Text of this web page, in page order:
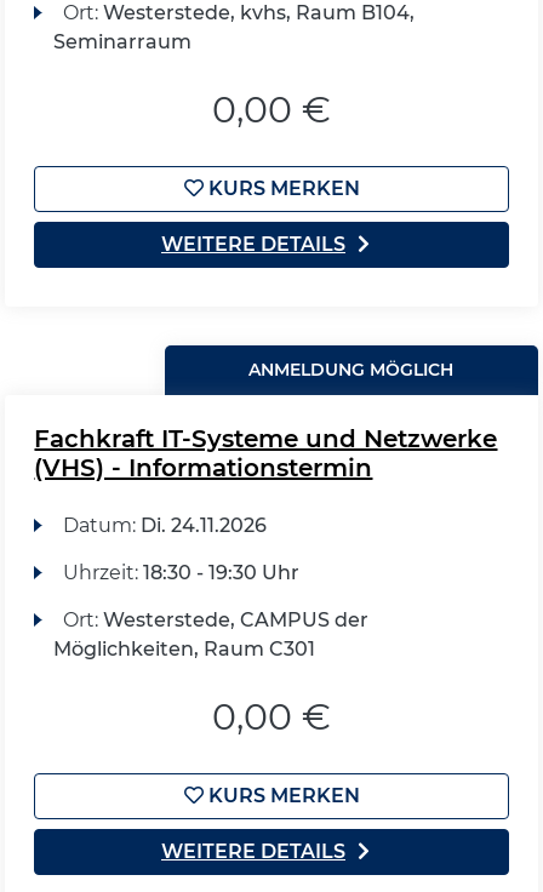
Ort: Westerstede, kvhs, Raum B104,
Seminarraum
0,00 €
KURS MERKEN
WEITERE DETAILS
ANMELDUNG MÖGLICH
Fachkraft IT-Systeme und Netzwerke
(VHS) - Informationstermin
Datum: Di. 24.11.2026
Uhrzeit: 18:30 - 19:30 Uhr
Ort: Westerstede, CAMPUS der
Möglichkeiten, Raum C301
0,00 €
KURS MERKEN
WEITERE DETAILS